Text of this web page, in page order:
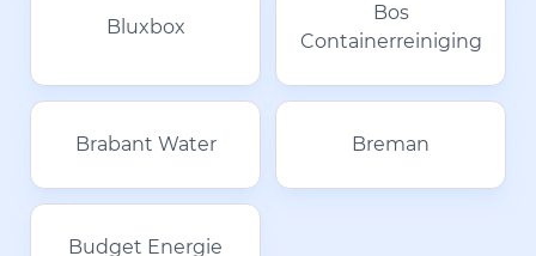
Bluxbox
Bos
Containerreiniging
Brabant Water Breman
Budget Energie